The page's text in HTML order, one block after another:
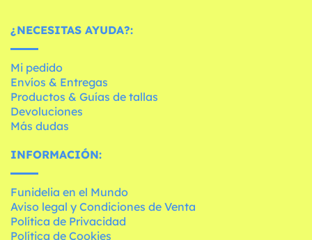
¿NECESITAS AYUDA?:
Mi pedido
Envíos & Entregas
Productos & Guías de tallas
Devoluciones
Más dudas
INFORMACIÓN:
Funidelia en el Mundo
Aviso legal y Condiciones de Venta
Política de Privacidad
Política de Cookies